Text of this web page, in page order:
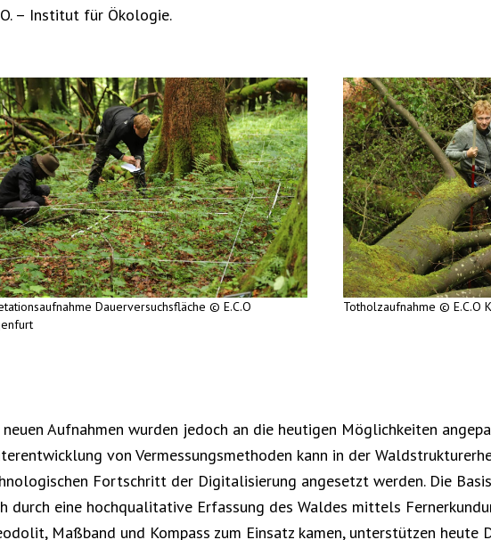
– Institut für Ökologie.
Dauerversuchsfläche © E.C.O
Totholzaufnahme © E.C.O
neuen Aufnahmen wurden jedoch an die heutigen Möglichkeiten
von Vermessungsmethoden kann in der
Fortschritt der Digitalisierung angesetzt werden. Die
durch eine hochqualitative Erfassung des Waldes mittels
Maßband und Kompass zum Einsatz kamen, unterstützen heute